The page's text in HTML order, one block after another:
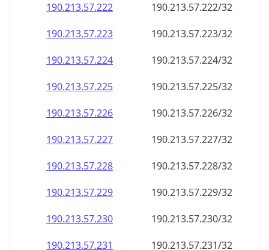
190.213.57.222
190.213.57.222/32
190.213.57.223
190.213.57.223/32
190.213.57.224
190.213.57.224/32
190.213.57.225
190.213.57.225/32
190.213.57.226
190.213.57.226/32
190.213.57.227
190.213.57.227/32
190.213.57.228
190.213.57.228/32
190.213.57.229
190.213.57.229/32
190.213.57.230
190.213.57.230/32
190.213.57.231
190.213.57.231/32